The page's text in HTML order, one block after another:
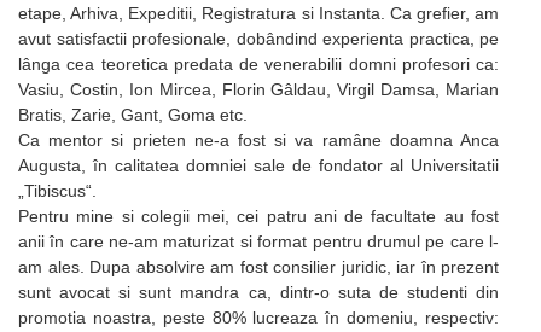
etape, Arhiva, Expeditii, Registratura si Instanta. Ca grefier, am
avut satisfactii profesionale, dobândind experienta practica, pe
lânga cea teoretica predata de venerabilii domni profesori ca:
Vasiu, Costin, Ion Mircea, Florin Gâldau, Virgil Damsa, Marian
Bratis, Zarie, Gant, Goma etc.
Ca mentor si prieten ne-a fost si va ramâne doamna Anca
Augusta, în calitatea domniei sale de fondator al Universitatii
„Tibiscus“.
Pentru mine si colegii mei, cei patru ani de facultate au fost
anii în care ne-am maturizat si format pentru drumul pe care l-
am ales. Dupa absolvire am fost consilier juridic, iar în prezent
sunt avocat si sunt mandra ca, dintr-o suta de studenti din
promotia noastra, peste 80% lucreaza în domeniu, respectiv: